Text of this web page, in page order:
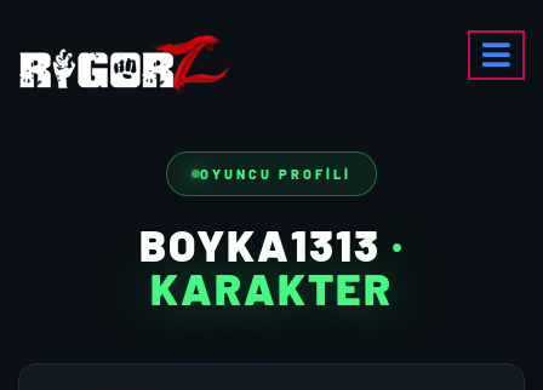
OYUNCU PROFILI
BOYKA1313 ·
KARAKTER